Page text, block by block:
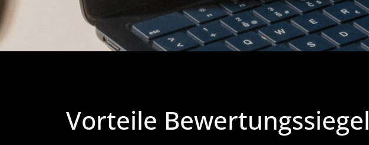
Vorteile Bewertungssiegel